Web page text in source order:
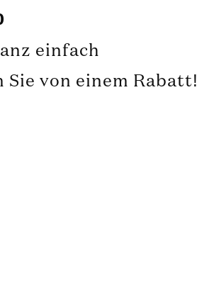
einfach
von einem Rabatt!